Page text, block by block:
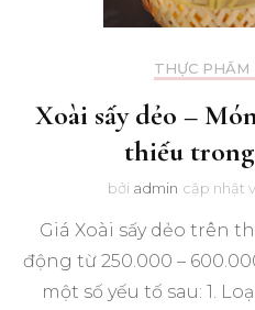
THỰC PHẨM
Xoài sấy dẻo –
thiếu
bởi admin cập nhật
Giá Xoài sấy dẻo trên
động từ 250.000 –
một số yếu tố sau: 1.